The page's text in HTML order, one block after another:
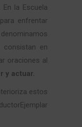
la Escuela
enfrentar
consistan en
oraciones al
y actuar.
estos